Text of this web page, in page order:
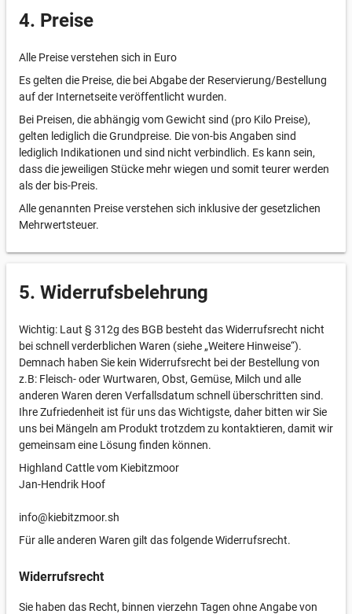
4. Preise
Alle Preise verstehen sich in Euro
Es gelten die Preise, die bei Abgabe der Reservierung/Bestellung
auf der Internetseite veröffentlicht wurden.
Bei Preisen, die abhängig vom Gewicht sind (pro Kilo Preise),
gelten lediglich die Grundpreise. Die von-bis Angaben sind
lediglich Indikationen und sind nicht verbindlich. Es kann sein,
dass die jeweiligen Stücke mehr wiegen und somit teurer werden
als der bis-Preis.
Alle genannten Preise verstehen sich inklusive der gesetzlichen
Mehrwertsteuer.
5. Widerrufsbelehrung
Wichtig: Laut § 312g des BGB besteht das Widerrufsrecht nicht
bei schnell verderblichen Waren (siehe „Weitere Hinweise“).
Demnach haben Sie kein Widerrufsrecht bei der Bestellung von
z.B: Fleisch- oder Wurtwaren, Obst, Gemüse, Milch und alle
anderen Waren deren Verfallsdatum schnell überschritten sind.
Ihre Zufriedenheit ist für uns das Wichtigste, daher bitten wir Sie
uns bei Mängeln am Produkt trotzdem zu kontaktieren, damit wir
gemeinsam eine Lösung finden können.
Highland Cattle vom Kiebitzmoor
Jan-Hendrik Hoof
info@kiebitzmoor.sh
Für alle anderen Waren gilt das folgende Widerrufsrecht.
Widerrufsrecht
Sie haben das Recht, binnen vierzehn Tagen ohne Angabe von